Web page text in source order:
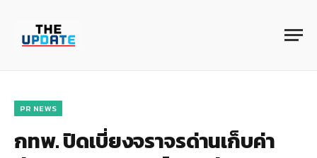
PR NEWS
กทพ. ปิดเบี่ยงจราจรด่านเก็บค่า